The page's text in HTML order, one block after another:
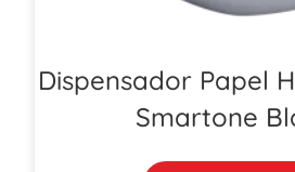
Dispensador Papel
Smartone